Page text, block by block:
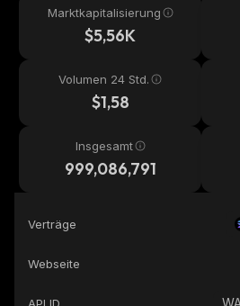
Marktkapitalisierung
$5,56K
Volumen 24 Std.
$1,58
Insgesamt
999,086,791
Verträge
Webseite